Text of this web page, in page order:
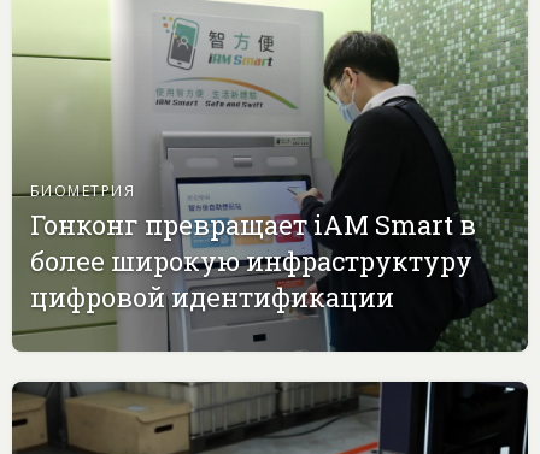
БИОМЕТРИЯ
Гонконг превращает iAM Smart в
более широкую инфраструктуру
цифровой идентификации